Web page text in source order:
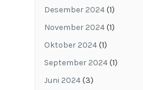
Desember 2024(1)
November 2024(1)
Oktober 2024(1)
September 2024(1)
Juni 2024(3)